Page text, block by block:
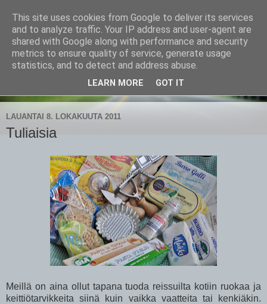
CampaSimpukka
kammen- ja kauhanpyöritystä
LAUANTAI 8. LOKAKUUTA 2011
Tuliaisia
Meillä on aina ollut tapana tuoda reissuilta kotiin ruokaa ja
keittiötarvikkeita siinä kuin vaikka vaatteita tai kenkiäkin.
This site uses cookies from Google to deliver its services
and to analyze traffic. Your IP address and user-agent are
shared with Google along with performance and security
metrics to ensure quality of service, generate usage
statistics, and to detect and address abuse.
LEARN MORE GOT IT